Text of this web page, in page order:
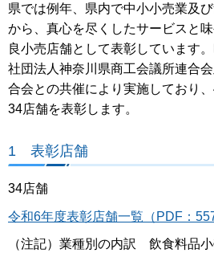
県では例年、県内で中小小売業及
から、真心を尽くしたサービスと
良小売店舗として表彰しています
社団法人神奈川県商工会議所連合
合会との共催により実施しており
34店舗を表彰します。
1 表彰店舗
34店舗
令和6年度表彰店舗一覧（PDF：
（注記）業種別の内訳 飲食料品